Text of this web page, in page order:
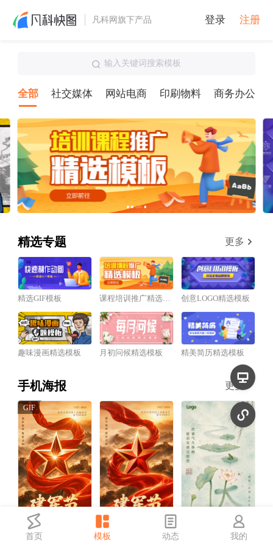
凡科网旗下产品 登录 注册
输入关键词搜索模板
全部 社交媒体 网站电商 印刷物料 商务办公
精选专题 更多
精选GIF模板 课程培训推广精选模板 创意LOGO精选模板
趣味漫画精选模板 月初问候精选模板 精美简历精选模板
手机海报 更多
红金风建军节祝福宣传手机海报 中国风三伏天祝福宣传手机海报
首页 模板 动态 我的